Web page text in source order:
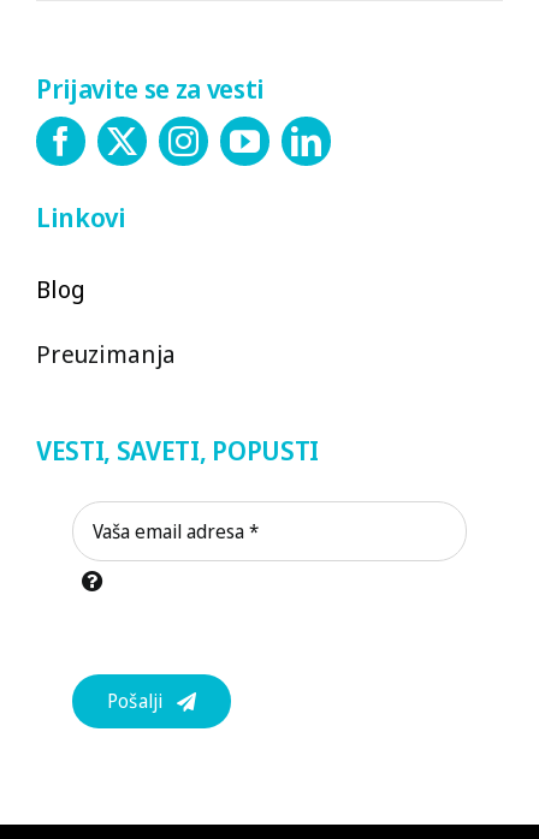
Prijavite se za vesti
Linkovi
Blog
Preuzimanja
VESTI, SAVETI, POPUSTI
Pošalji